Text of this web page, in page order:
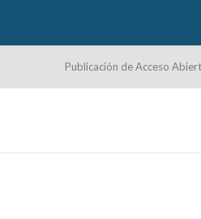
Publicación de Acceso